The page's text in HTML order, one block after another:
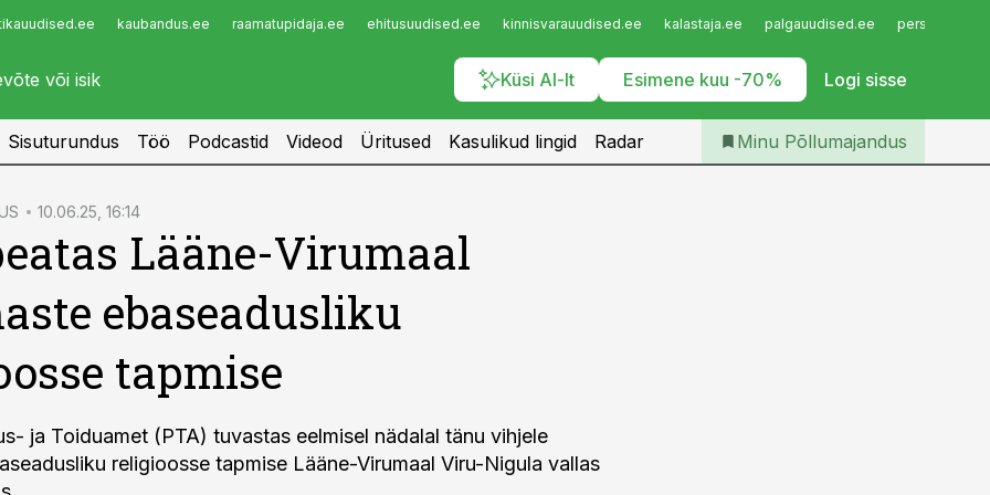
kaubandus.ee raamatupidaja.ee ehitusuudised.ee kinnisvarauudised.ee kalastaja.ee palgauudised.ee
Küsi AI-lt Esimene kuu -70% Logi sisse
Infopank
Iseteenindus
Telli Põllumajandus
Sisuturundus Töö Podcastid Videod Üritused Kasulikud lingid Radar Minu Põllumajandus
10.06.25, 16:14
Lääne-Virumaal
ebaseadusliku
tapmise
ja Toiduamet (PTA) tuvastas eelmisel nädalal tänu vihjele
religioosse tapmise Lääne-Virumaal Viru-Nigula vallas